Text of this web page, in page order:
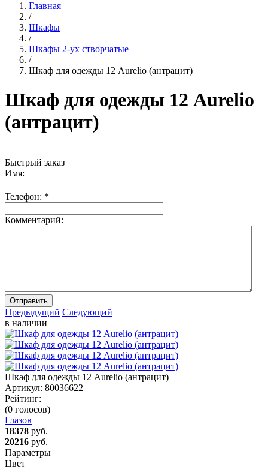
Главная
/
Шкафы
/
Шкафы 2-ух створчатые
/
Шкаф для одежды 12 Aurelio (антрацит)
Шкаф для одежды 12 Aurelio
(антрацит)
Быстрый заказ
Имя:
Телефон: *
Комментарий:
Отправить
Предыдущий Следующий
в наличии
Шкаф для одежды 12 Aurelio (антрацит)
Артикул: 80036622
Рейтинг:
(0 голосов)
Глазов
18378 руб.
20216 руб.
Параметры
Цвет